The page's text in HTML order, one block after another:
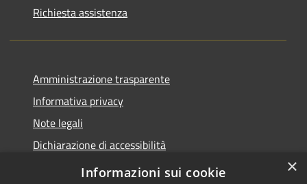
Richiesta assistenza
Amministrazione trasparente
Informativa privacy
Note legali
Dichiarazione di accessibilità
Piano di miglioramento del sito
×
Informazioni sui cookie